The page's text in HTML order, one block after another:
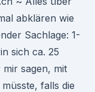
abklären wie
Sachlage: 1-
sich ca. 25
sagen, mit
falls die